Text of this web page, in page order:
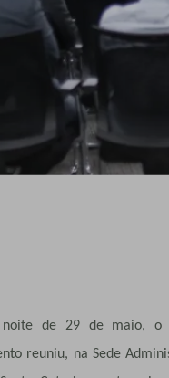
noite de 29 de maio, o
reuniu, na Sede